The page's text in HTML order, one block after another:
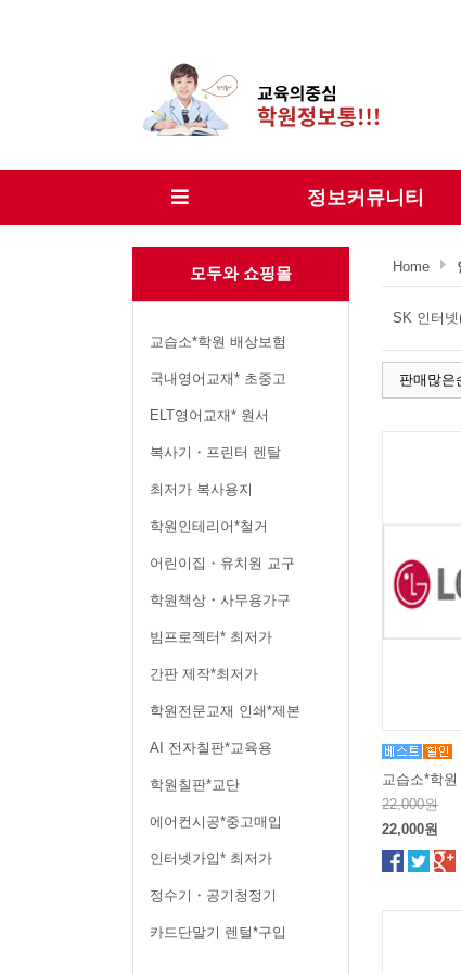
정보커뮤니티
모두와 쇼핑몰
교습소*학원 배상보험
국내영어교재* 초중고
ELT영어교재* 원서
복사기・프린터 렌탈
최저가 복사용지
학원인테리어*철거
어린이집・유치원 교구
학원책상・사무용가구
빔프로젝터* 최저가
간판 제작*최저가
학원전문교재 인쇄*제본
AI 전자칠판*교육용
학원칠판*교단
에어컨시공*중고매입
인터넷가입* 최저가
정수기・공기청정기
카드단말기 렌털*구입
Home
SK 인터
판매많은
교습소*학
22,000원
22,000원